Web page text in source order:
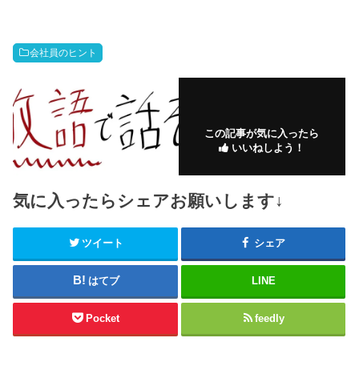
会社員のヒント
この記事が気に入ったら
いいねしよう！
気に入ったらシェアお願いします↓
ツイート シェア
はてブ LINE
Pocket feedly